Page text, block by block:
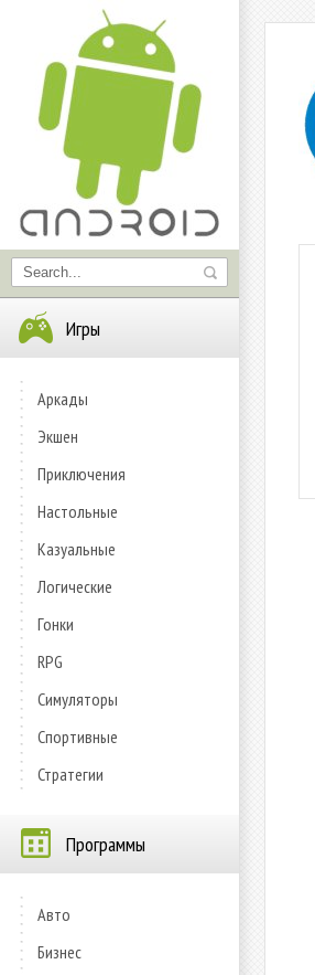
Игры
Аркады
Экшен
Приключения
Настольные
Казуальные
Логические
Гонки
RPG
Симуляторы
Спортивные
Стратегии
Программы
Авто
Бизнес